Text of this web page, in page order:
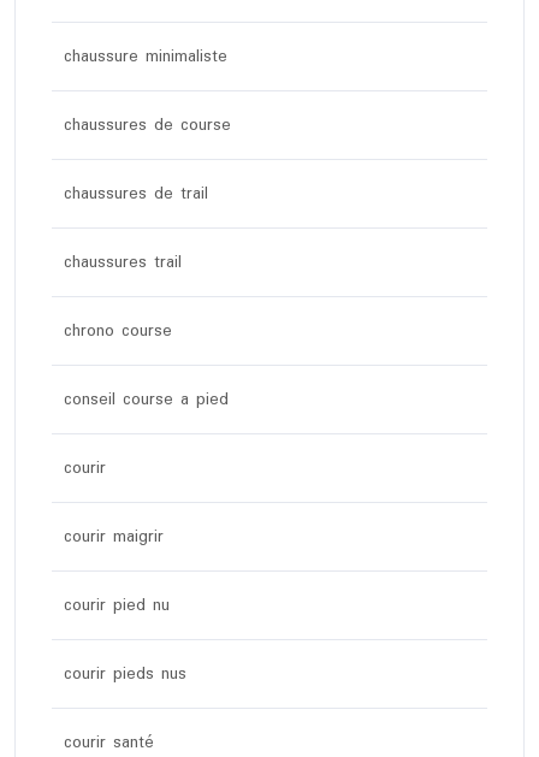
chaussure minimaliste
chaussures de course
chaussures de trail
chaussures trail
chrono course
conseil course a pied
courir
courir maigrir
courir pied nu
courir pieds nus
courir santé